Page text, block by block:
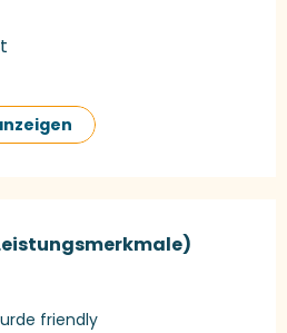
friendly